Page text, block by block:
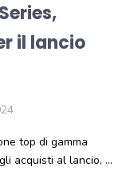
il lancio
top di gamma
acquisti al lancio, …